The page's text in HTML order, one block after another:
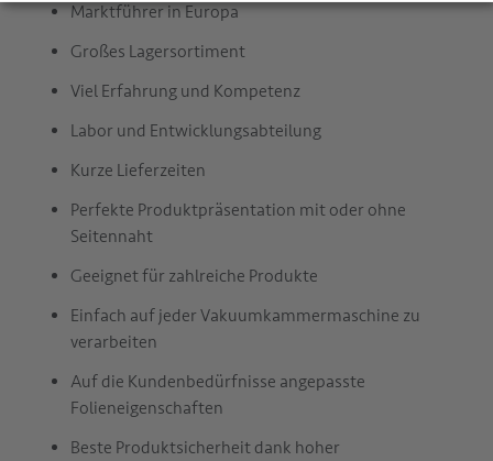
Marktführer in Europa
Großes Lagersortiment
Viel Erfahrung und Kompetenz
Labor und Entwicklungsabteilung
Kurze Lieferzeiten
Perfekte Produktpräsentation mit oder ohne
Seitennaht
Geeignet für zahlreiche Produkte
Einfach auf jeder Vakuumkammermaschine zu
verarbeiten
Auf die Kundenbedürfnisse angepasste
Folieneigenschaften
Beste Produktsicherheit dank hoher